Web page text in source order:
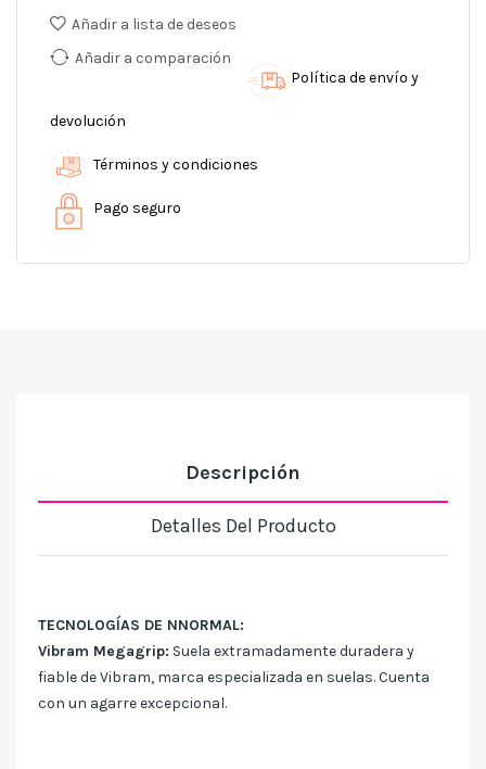
Añadir a lista de deseos
Añadir a comparación
Política de envío y
devolución
Términos y condiciones
Pago seguro
Descripción
Detalles Del Producto
TECNOLOGÍAS DE NNORMAL:
Vibram Megagrip: Suela extramadamente duradera y
fiable de Vibram, marca especializada en suelas. Cuenta
con un agarre excepcional.